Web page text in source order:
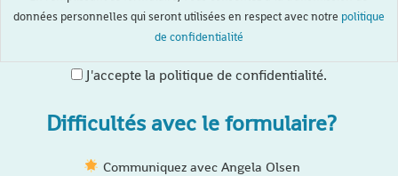
données personnelles qui seront utilisées en respect avec notre politique
de confidentialité
J'accepte la politique de confidentialité.
Difficultés avec le formulaire?
Communiquez avec Angela Olsen